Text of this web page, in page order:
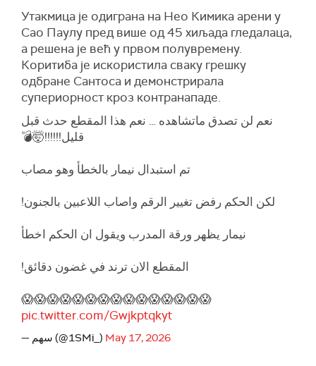
Утакмица је одиграна на Нео Кимика арени у
Сао Паулу пред више од 45 хиљада гледалаца,
а решена је већ у првом полувремену.
Коритиба је искористила сваку грешку
одбране Сантоса и демонстрирала
супериорност кроз контранападе.
نعم لن تصدق ماتشاهده … نعم هذا المقطع حدث قبل
قليل!!!!!!🤯💣
تم استبدال نيمار بالخطأ وهو مصاب
لكن الحكم رفض تغيير الرقم واصاب اللاعبين بالجنون!
نيمار يظهر ورقة المدرب ويقول ان الحكم اخطأ
المقطع الان ترند في غضون دقائق!
😱😱😱😱😱😱😱😱😱😱😱😱😱😱😱
pic.twitter.com/Gwjkptqkyt
— سهم (@1SMi_) May 17, 2026